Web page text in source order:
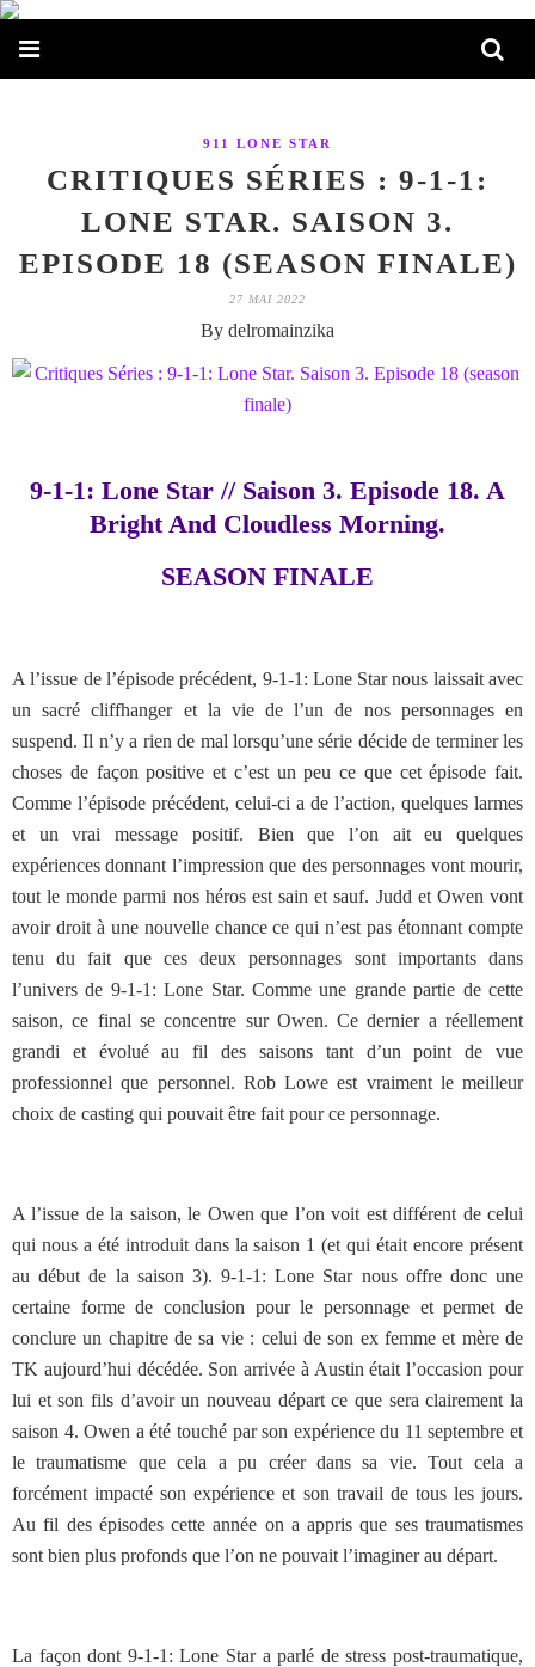
911 LONE STAR
CRITIQUES SÉRIES : 9-1-1:
LONE STAR. SAISON 3.
EPISODE 18 (SEASON FINALE)
27 MAI 2022
By delromainzika
9-1-1: Lone Star // Saison 3. Episode 18. A
Bright And Cloudless Morning.
SEASON FINALE
A l’issue de l’épisode précédent, 9-1-1: Lone Star nous laissait avec
un sacré cliffhanger et la vie de l’un de nos personnages en
suspend. Il n’y a rien de mal lorsqu’une série décide de terminer les
choses de façon positive et c’est un peu ce que cet épisode fait.
Comme l’épisode précédent, celui-ci a de l’action, quelques larmes
et un vrai message positif. Bien que l’on ait eu quelques
expériences donnant l’impression que des personnages vont mourir,
tout le monde parmi nos héros est sain et sauf. Judd et Owen vont
avoir droit à une nouvelle chance ce qui n’est pas étonnant compte
tenu du fait que ces deux personnages sont importants dans
l’univers de 9-1-1: Lone Star. Comme une grande partie de cette
saison, ce final se concentre sur Owen. Ce dernier a réellement
grandi et évolué au fil des saisons tant d’un point de vue
professionnel que personnel. Rob Lowe est vraiment le meilleur
choix de casting qui pouvait être fait pour ce personnage.
A l’issue de la saison, le Owen que l’on voit est différent de celui
qui nous a été introduit dans la saison 1 (et qui était encore présent
au début de la saison 3). 9-1-1: Lone Star nous offre donc une
certaine forme de conclusion pour le personnage et permet de
conclure un chapitre de sa vie : celui de son ex femme et mère de
TK aujourd’hui décédée. Son arrivée à Austin était l’occasion pour
lui et son fils d’avoir un nouveau départ ce que sera clairement la
saison 4. Owen a été touché par son expérience du 11 septembre et
le traumatisme que cela a pu créer dans sa vie. Tout cela a
forcément impacté son expérience et son travail de tous les jours.
Au fil des épisodes cette année on a appris que ses traumatismes
sont bien plus profonds que l’on ne pouvait l’imaginer au départ.
La façon dont 9-1-1: Lone Star a parlé de stress post-traumatique,